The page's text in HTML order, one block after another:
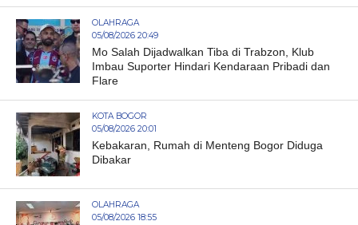
OLAHRAGA
05/08/2026 20:49
Mo Salah Dijadwalkan Tiba di Trabzon, Klub
Imbau Suporter Hindari Kendaraan Pribadi dan
Flare
KOTA BOGOR
05/08/2026 20:01
Kebakaran, Rumah di Menteng Bogor Diduga
Dibakar
OLAHRAGA
05/08/2026 18:55